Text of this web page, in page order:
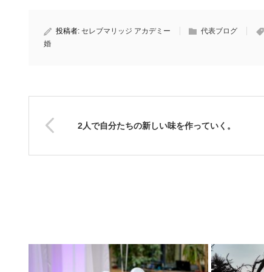
投稿者: セレブマリッジ アカデミー 代表ブログ
婚
2人で自分たちの新しい味を作っていく。